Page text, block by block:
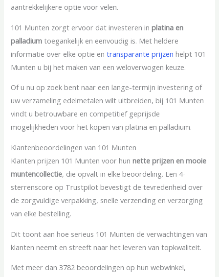
aantrekkelijkere optie voor velen.
101 Munten zorgt ervoor dat investeren inplatina en
palladium toegankelijk en eenvoudig is. Met heldere
informatie over elke optie entransparante prijzen helpt 101
Munten u bij het maken van een weloverwogen keuze.
Of u nu op zoek bent naar een lange-termijn investering of
uw verzameling edelmetalen wilt uitbreiden, bij 101 Munten
vindt u betrouwbare en competitief geprijsde
mogelijkheden voor het kopen van platina en palladium.
Klantenbeoordelingen van 101 Munten
Klanten prijzen 101 Munten voor hunnette prijzen en mooie
muntencollectie, die opvalt in elke beoordeling. Een 4-
sterrenscore op Trustpilot bevestigt de tevredenheid over
de zorgvuldige verpakking, snelle verzending en verzorging
van elke bestelling.
Dit toont aan hoe serieus 101 Munten de verwachtingen van
klanten neemt en streeft naar het leveren van topkwaliteit.
Met meer dan 3782 beoordelingen op hun webwinkel,